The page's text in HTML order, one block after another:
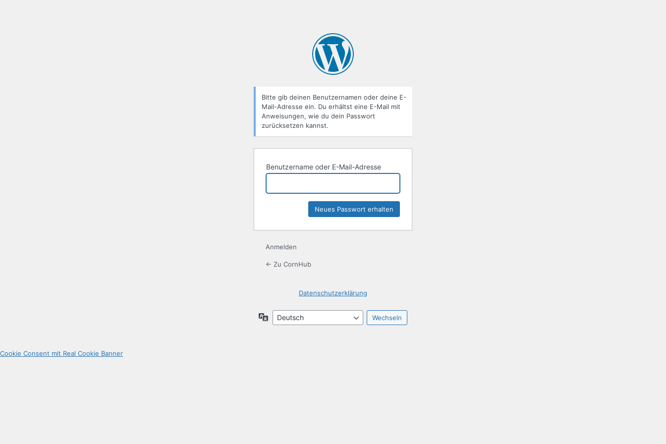
Bitte gib deinen Benutzernamen oder deine E-
Mail-Adresse ein. Du erhältst eine E-Mail mit
Anweisungen, wie du dein Passwort
zurücksetzen kannst.
Benutzername oder E-Mail-Adresse
Anmelden
← Zu CornHub
Datenschutzerklärung
Sprache
Cookie Consent mit Real Cookie Banner